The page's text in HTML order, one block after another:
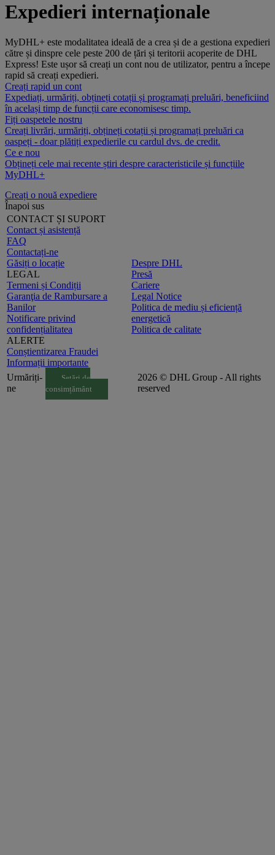
Expedieri internaționale
MyDHL+ este modalitatea ideală de a crea și de a gestiona expedieri
către și dinspre cele peste 200 de țări și teritorii acoperite de DHL
Express! Este ușor să creați un cont nou de utilizator, pentru a începe
rapid să creați expedieri.
Creați rapid un cont
Expediați, urmăriți, obțineți cotații și programați preluări, beneficiind
în același timp de funcții care economisesc timp.
Fiți oaspetele nostru
Creați livrări, urmăriți, obțineți cotații și programați preluări ca
oaspeți - doar plătiți expedierile cu cardul dvs. de credit.
Ce e nou
Obțineți cele mai recente știri despre caracteristicile și funcțiile
MyDHL+
Creați o nouă expediere
Înapoi sus
CONTACT ȘI SUPORT
Contact și asistență
FAQ
Contactați-ne
Găsiți o locație
LEGAL
Termeni și Condiții
Garanţia de Rambursare a
Banilor
Notificare privind
confidențialitatea
ALERTE
Conștientizarea Fraudei
Informații importante
Despre DHL
Presă
Cariere
Legal Notice
Politica de mediu și eficiență
energetică
Politica de calitate
Urmăriți-
ne
Setări de
consimțământ
2026 © DHL Group - All rights
reserved